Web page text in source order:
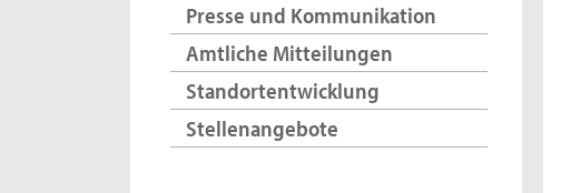
Presse und Kommunikation
Amtliche Mitteilungen
Standortentwicklung
Stellenangebote